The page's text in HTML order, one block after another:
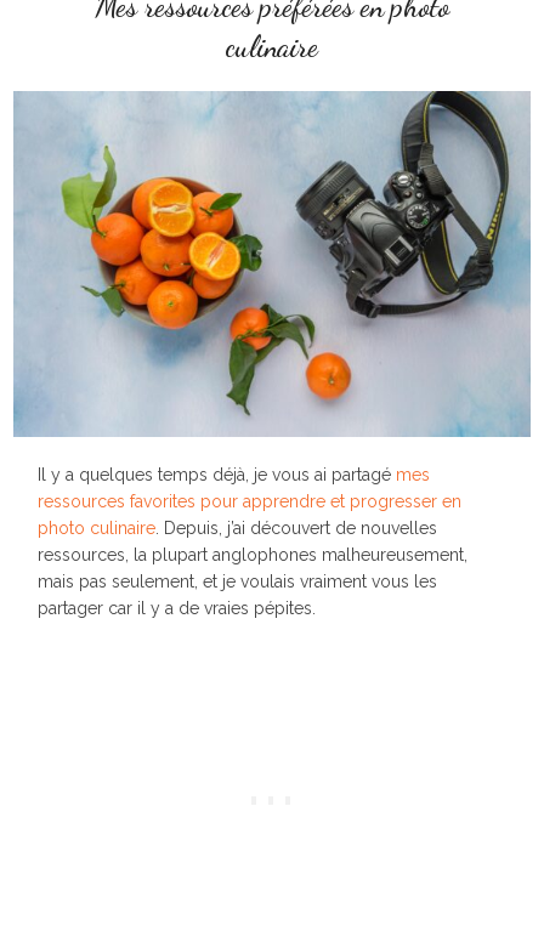
Mes ressources préférées en photo
culinaire
Il y a quelques temps déjà, je vous ai partagé mes
ressources favorites pour apprendre et progresser en
photo culinaire . Depuis, j’ai découvert de nouvelles
ressources, la plupart anglophones malheureusement,
mais pas seulement, et je voulais vraiment vous les
partager car il y a de vraies pépites.